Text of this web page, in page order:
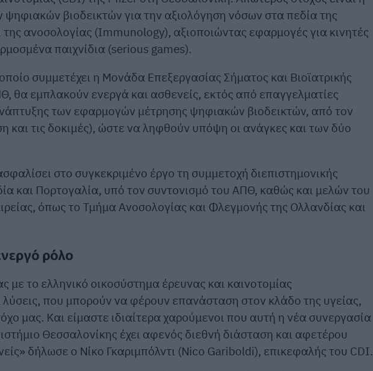
βιοδεικτών για την αξιολόγηση νόσων στα πεδία της
ανοσολογίας (Immunology), αξιοποιώντας εφαρμογές για κινητές
παιχνίδια (serious games).
συμμετέχει η Μονάδα Επεξεργασίας Σήματος και Βιοϊατρικής
θα εμπλακούν ενεργά και ασθενείς, εκτός από επαγγελματίες
των εφαρμογών μέτρησης ψηφιακών βιοδεικτών, από τον
και τις δοκιμές), ώστε να ληφθούν υπόψη οι ανάγκες και των δύο
στο συγκεκριμένο έργο τη συμμετοχή διεπιστημονικής
και Πορτογαλία, υπό τον συντονισμό του ΑΠΘ, καθώς και μελών του
όπως το Τμήμα Ανοσολογίας και Φλεγμονής της Ολλανδίας και
ρόλο
με το ελληνικό οικοσύστημα έρευνας και καινοτομίας
λύσεις, που μπορούν να φέρουν επανάσταση στον κλάδο της υγείας,
μας. Και είμαστε ιδιαίτερα χαρούμενοι που αυτή η νέα συνεργασία
Θεσσαλονίκης έχει αφενός διεθνή διάσταση και αφετέρου
δήλωσε ο Νίκο Γκαριμπόλντι (Nico Gariboldi), επικεφαλής του CDI.